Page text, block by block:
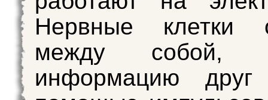
Нервные клетки
между собой,
информацию